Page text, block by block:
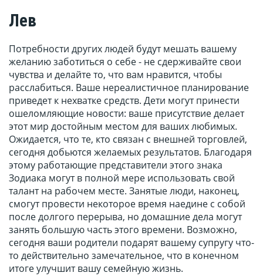
Лев
Потребности других людей будут мешать вашему
желанию заботиться о себе - не сдерживайте свои
чувства и делайте то, что вам нравится, чтобы
расслабиться. Ваше нереалистичное планирование
приведет к нехватке средств. Дети могут принести
ошеломляющие новости: ваше присутствие делает
этот мир достойным местом для ваших любимых.
Ожидается, что те, кто связан с внешней торговлей,
сегодня добьются желаемых результатов. Благодаря
этому работающие представители этого знака
Зодиака могут в полной мере использовать свой
талант на рабочем месте. Занятые люди, наконец,
смогут провести некоторое время наедине с собой
после долгого перерыва, но домашние дела могут
занять большую часть этого времени. Возможно,
сегодня ваши родители подарят вашему супругу что-
то действительно замечательное, что в конечном
итоге улучшит вашу семейную жизнь.